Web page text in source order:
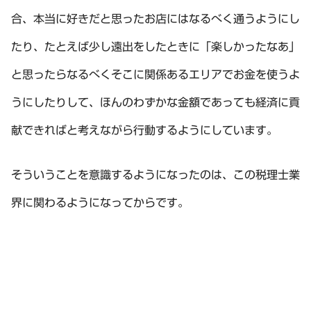
合、本当に好きだと思ったお店にはなるべく通うようにし
たり、たとえば少し遠出をしたときに「楽しかったなあ」
と思ったらなるべくそこに関係あるエリアでお金を使うよ
うにしたりして、ほんのわずかな金額であっても経済に貢
献できればと考えながら行動するようにしています。
そういうことを意識するようになったのは、この税理士業
界に関わるようになってからです。